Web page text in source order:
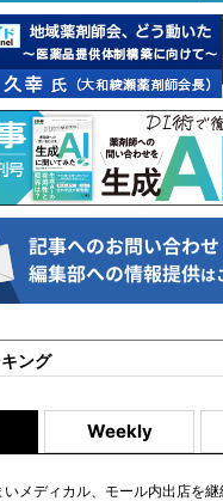
ング
Weekly
いメディカル、モール内出店を継